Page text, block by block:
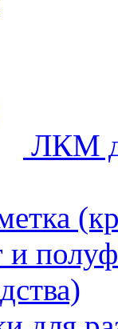
ЛКМ